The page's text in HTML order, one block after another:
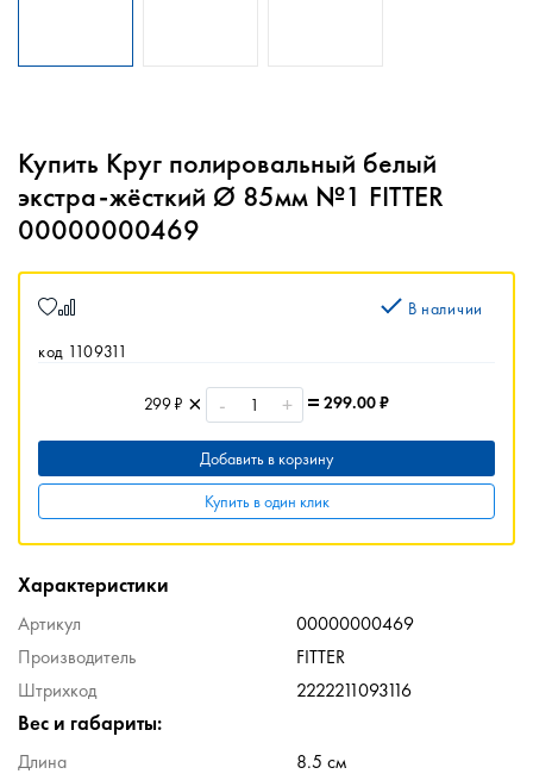
Купить Круг полировальный белый
экстра-жёсткий Ø 85мм №1 FITTER
00000000469
код 1109311
В наличии
299 ₽ - + 299.00 ₽
Добавить в корзину
Купить в один клик
Характеристики
Артикул
00000000469
Производитель
FITTER
Штрихкод
2222211093116
Вес и габариты:
Длина
8.5 см